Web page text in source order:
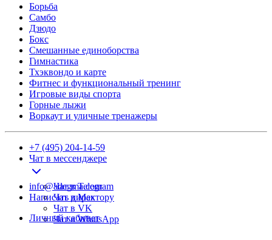
Борьба
Самбо
Дзюдо
Бокс
Смешанные единоборства
Гимнастика
Тхэквондо и карте
Фитнес и функциональный тренинг
Игровые виды спорта
Горные лыжи
Воркаут и уличные тренажеры
+7 (495) 204-14-59
Чат в мессенджере
Чат в Telegram
Чат в Max
Чат в VK
Чат в WhatsApp
info@adegma.com
Написать директору
Личный кабинет